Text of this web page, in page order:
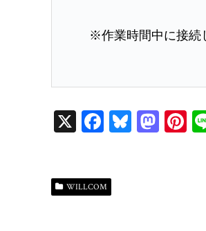
※作業時間中に接続
X Fa
ok
Bl M Pi
WILLCOM